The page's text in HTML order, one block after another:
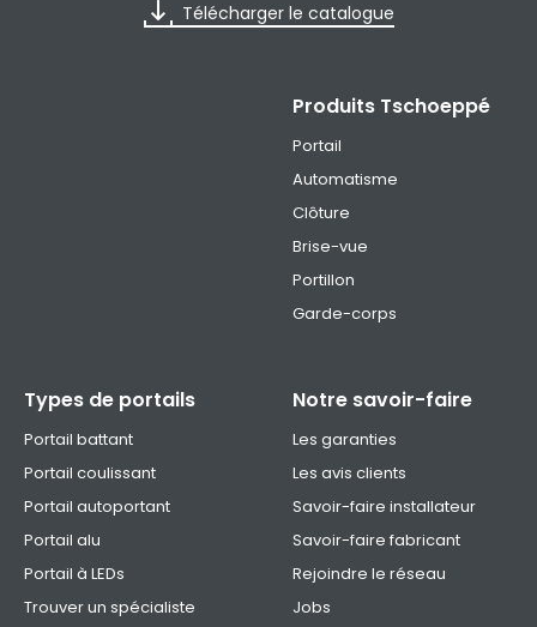
Télécharger le catalogue
Produits Tschoeppé
Portail
Automatisme
Clôture
Brise-vue
Portillon
Garde-corps
Types de portails
Portail battant
Portail coulissant
Portail autoportant
Portail alu
Portail à LEDs
Trouver un spécialiste
Notre savoir-faire
Les garanties
Les avis clients
Savoir-faire installateur
Savoir-faire fabricant
Rejoindre le réseau
Jobs